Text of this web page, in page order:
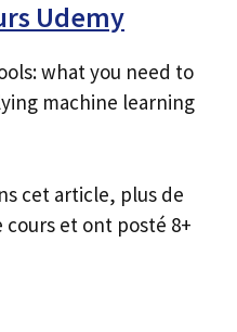
Udemy
what you need to
machine learning
cet article, plus de
cours et ont posté 8+